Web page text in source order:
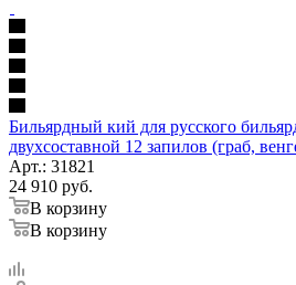
Бильярдный кий для русского
двухсоставной 12 запилов (граб,
Арт.: 31821
24 910 руб.
В корзину
В корзину